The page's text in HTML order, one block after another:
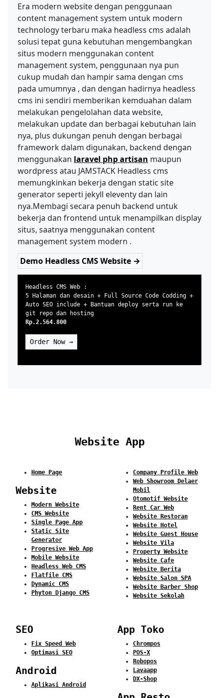
Era modern website dengan penggunaan
content management system untuk modern
technology terbaru maka headless cms adalah
solusi tepat guna kebutuhan mengembangkan
situs modern menggunakan content
management system, penggunaan nya pun
cukup mudah dan hampir sama dengan cms
pada umumnya , dan dengan hadirnya headless
cms ini sendiri memberikan kemduahan dalam
melakukan pengelolahan data website,
melakukan update dan berbagai kebutuhan lain
nya, plus dukungan penuh dengan berbagai
framework dalam digunakan, backend dengan
menggunakan laravel php artisan maupun
wordpress atau JAMSTACK Headless cms
memungkinkan bekerja dengan static site
generator seperti jekyll eleventy dan lain
nya.Membagi secara penuh backend untuk
bekerja dan frontend untuk menampilkan display
situs, saatnya menggunakan content
management system modern .
Demo Headless CMS Website →
Headless CMS Web :
5 Halaman dan desain + Full Source Code Codding +
Auto SEO include + Bantuan deploy serta run ke
git repo dan hosting
Rp.2.564.800
Order Now →
Website App
Home Page
Website
Modern Website
CMS Website
Single Page App
Static Site
Generator
Progresive Web App
Mobile Website
Headless Web CMS
Flatfile CMS
Dynamic CMS
Phyton Django CMS
Company Profile Web
Web Showroom Delaer
Mobil
Otomotif Website
Rent Car Web
Website Restoran
Website Hotel
Website Guest House
Website Vila
Property Website
Website Cafe
Website Berita
Website Salon SPA
Website Barber Shop
Website Sekolah
SEO
Fix Speed Web
Optimasi SEO
Android
Aplikasi Android
App Toko
Chrompos
POS-X
Robopos
Lavaapp
DX-Shop